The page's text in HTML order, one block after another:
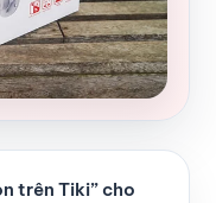
trên Tiki” cho